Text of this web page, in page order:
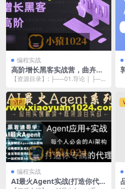
编程实战
高阶增长黑客实战营，曲卉老
师增长实操技能培训课程
【资源目录】: ├──01.导论 | ├──
VIP
编程实战
AI最火Agent实战(打造你代